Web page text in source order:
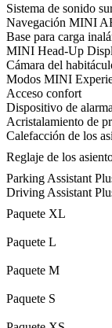
Sistema de sonido
Navegación MINI
Base para carga
MINI Head-Up
Cámara del
Modos MINI
Acceso confort
Dispositivo de alarma
Acristalamiento de
Calefacción de los
Reglaje de los
Parking Assistant
Driving Assistant
Paquete XL
Paquete L
Paquete M
Paquete S